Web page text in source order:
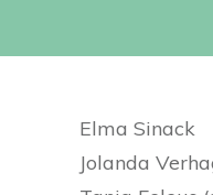
Elma Sinack
Jolanda